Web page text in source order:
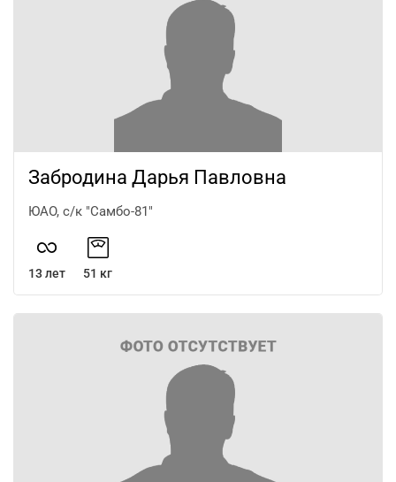
Забродина Дарья Павловна
ЮАО, с/к "Самбо-81"
13 лет 51 кг